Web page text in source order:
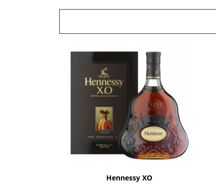
Hennessy XO
Aperçu rapide